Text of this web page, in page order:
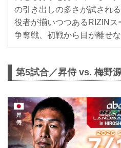
の引き出しの多さが試される
役者が揃いつつあるRIZINス
争奪戦、初戦から目が離せな
第5試合／昇侍 vs. 梅野